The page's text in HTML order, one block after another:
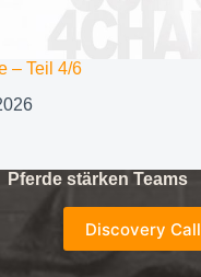
– Teil 4/6
Pferde stärken Teams
Discovery Call